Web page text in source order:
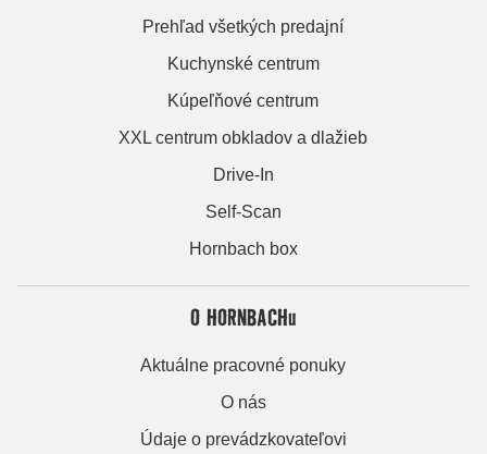
Prehľad všetkých predajní
Kuchynské centrum
Kúpeľňové centrum
XXL centrum obkladov a dlažieb
Drive-In
Self-Scan
Hornbach box
O HORNBACHu
Aktuálne pracovné ponuky
O nás
Údaje o prevádzkovateľovi